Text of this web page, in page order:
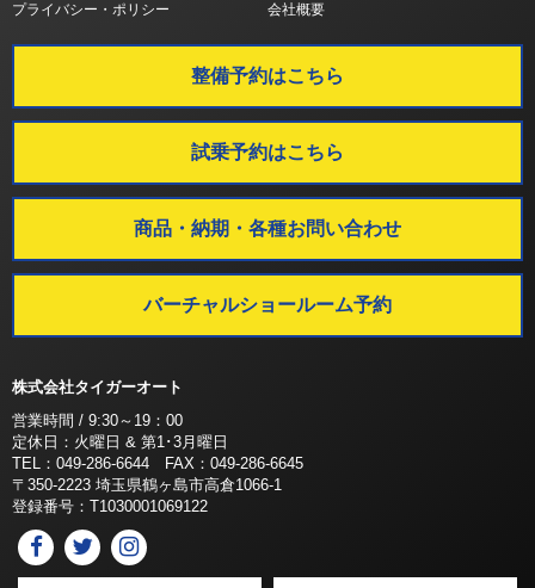
プライバシー・ポリシー
会社概要
整備予約はこちら
試乗予約はこちら
商品・納期・各種お問い合わせ
バーチャルショールーム予約
株式会社タイガーオート
営業時間 / 9:30～19：00
定休日：火曜日 & 第1･3月曜日
TEL：049-286-6644 FAX：049-286-6645
〒350-2223 埼玉県鶴ヶ島市高倉1066-1
登録番号：T1030001069122